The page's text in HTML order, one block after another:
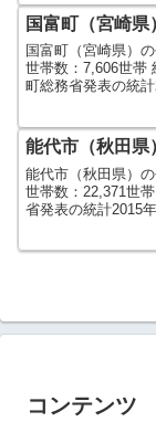
国富町（宮崎
国富町（宮崎県）
世帯数：7,606世帯
町総務省発表の統
能代市（秋田県
能代市（秋田県）
世帯数：22,371世
省発表の統計2015
コンテンツ